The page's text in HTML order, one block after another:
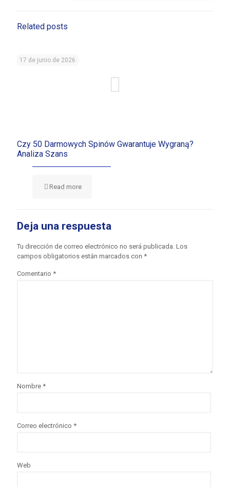
Related posts
17 de junio de 2026
Czy 50 Darmowych Spinów Gwarantuje Wygraną?
Analiza Szans
Read more
Deja una respuesta
Tu dirección de correo electrónico no será publicada. Los
campos obligatorios están marcados con *
Comentario *
Nombre *
Correo electrónico *
Web